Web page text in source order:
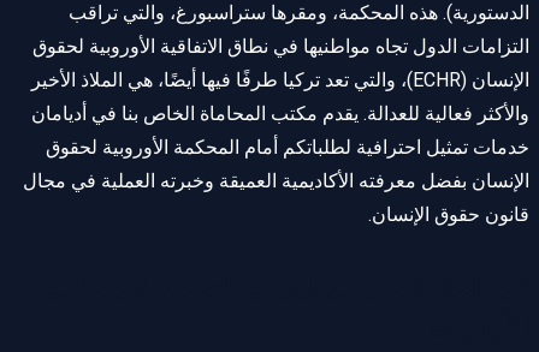
الدستورية). هذه المحكمة، ومقرها ستراسبورغ، والتي تراقب
التزامات الدول تجاه مواطنيها في نطاق الاتفاقية الأوروبية لحقوق
الإنسان (ECHR)، والتي تعد تركيا طرفًا فيها أيضًا، هي الملاذ الأخير
والأكثر فعالية للعدالة. يقدم مكتب المحاماة الخاص بنا في أديامان
خدمات تمثيل احترافية لطلباتكم أمام المحكمة الأوروبية لحقوق
الإنسان بفضل معرفته الأكاديمية العميقة وخبرته العملية في مجال
قانون حقوق الإنسان.